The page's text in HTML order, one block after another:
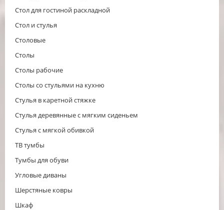
Стол для гостиной раскладной
Стол и стулья
Столовые
Столы
Столы рабочие
Столы со стульями на кухню
Стулья в каретной стяжке
Стулья деревянные с мягким сиденьем
Стулья с мягкой обивкой
ТВ тумбы
Тумбы для обуви
Угловые диваны
Шерстяные ковры
Шкаф